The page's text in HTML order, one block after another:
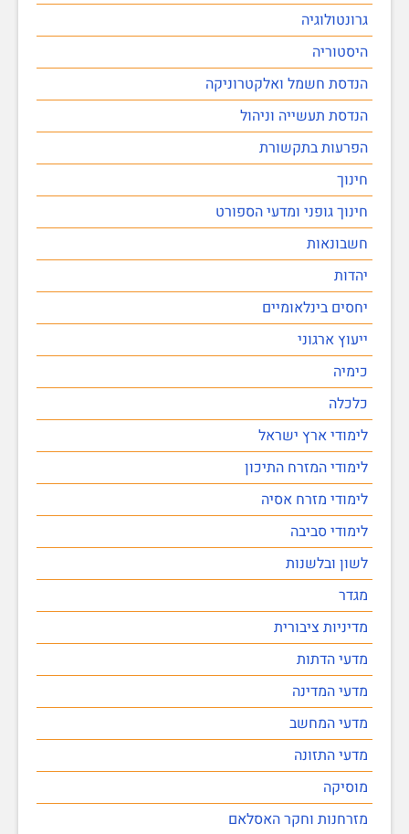
גרונטולוגיה
היסטוריה
הנדסת חשמל ואלקטרוניקה
הנדסת תעשייה וניהול
הפרעות בתקשורת
חינוך
חינוך גופני ומדעי הספורט
חשבונאות
יהדות
יחסים בינלאומיים
ייעוץ ארגוני
כימיה
כלכלה
לימודי ארץ ישראל
לימודי המזרח התיכון
לימודי מזרח אסיה
לימודי סביבה
לשון ובלשנות
מגדר
מדיניות ציבורית
מדעי הדתות
מדעי המדינה
מדעי המחשב
מדעי התזונה
מוסיקה
מזרחנות וחקר האסלאם